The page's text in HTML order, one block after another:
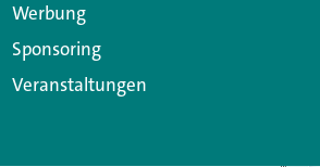
Werbung
Sponsoring
Veranstaltungen